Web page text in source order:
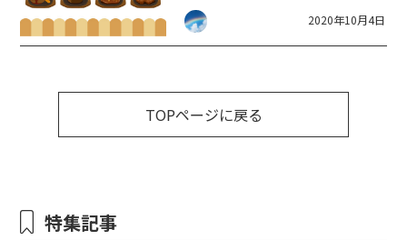
りドンキー☆
2020年10月4日
TOPページに戻る
特集記事